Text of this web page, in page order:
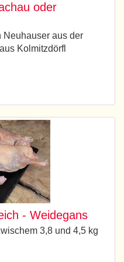
oder
Neuhauser aus der
Kolmitzdörfl
- Weidegans
3,8 und 4,5 kg